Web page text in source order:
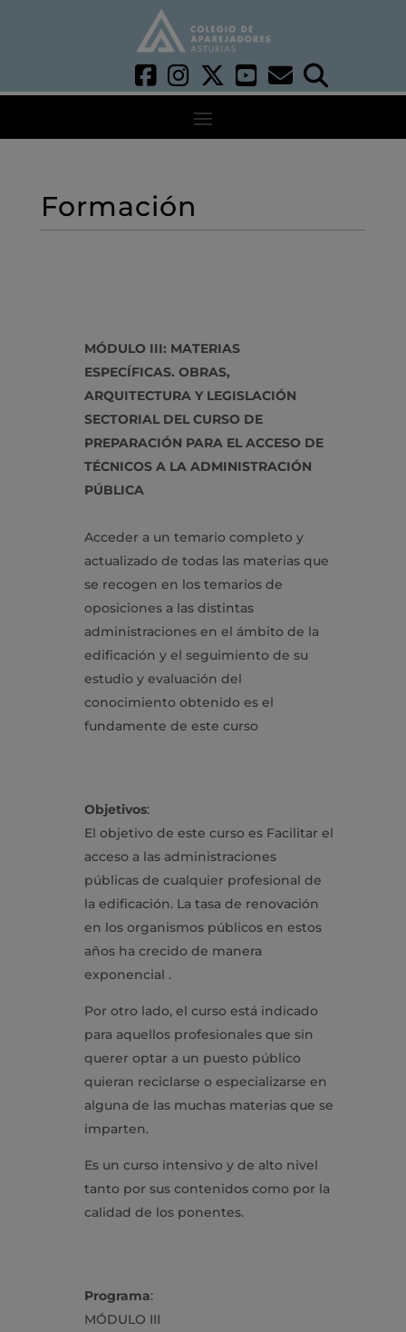
Formación
MÓDULO III: MATERIAS
ESPECÍFICAS. OBRAS,
ARQUITECTURA Y LEGISLACIÓN
SECTORIAL DEL CURSO DE
PREPARACIÓN PARA EL ACCESO DE
TÉCNICOS A LA ADMINISTRACIÓN
PÚBLICA
Acceder a un temario completo y
actualizado de todas las materias que
se recogen en los temarios de
oposiciones a las distintas
administraciones en el ámbito de la
edificación y el seguimiento de su
estudio y evaluación del
conocimiento obtenido es el
fundamente de este curso
Objetivos:
El objetivo de este curso es Facilitar el
acceso a las administraciones
públicas de cualquier profesional de
la edificación. La tasa de renovación
en los organismos públicos en estos
años ha crecido de manera
exponencial .
Por otro lado, el curso está indicado
para aquellos profesionales que sin
querer optar a un puesto público
quieran reciclarse o especializarse en
alguna de las muchas materias que se
imparten.
Es un curso intensivo y de alto nivel
tanto por sus contenidos como por la
calidad de los ponentes.
Programa:
MÓDULO III